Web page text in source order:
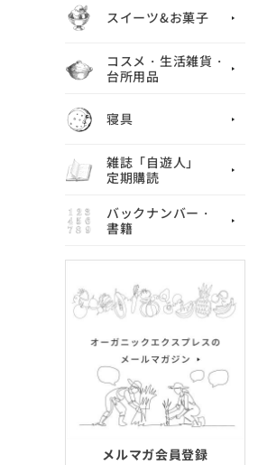
スイーツ&お菓子
コスメ・生活雑貨・
台所用品
寝具
雑誌「自遊人」
定期購読
バックナンバー・
書籍
メルマガ会員登録